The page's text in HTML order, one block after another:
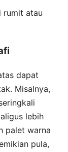
rumit atau
dapat
Misalnya,
lebih
palet warna
pula,